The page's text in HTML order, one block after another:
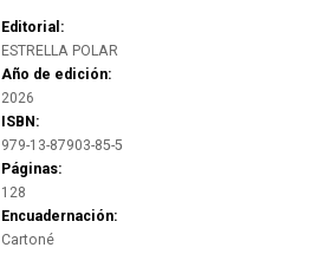
Editorial:
ESTRELLA POLAR
Año de edición:
2026
ISBN:
979-13-87903-85-5
Páginas:
128
Encuadernación:
Cartoné